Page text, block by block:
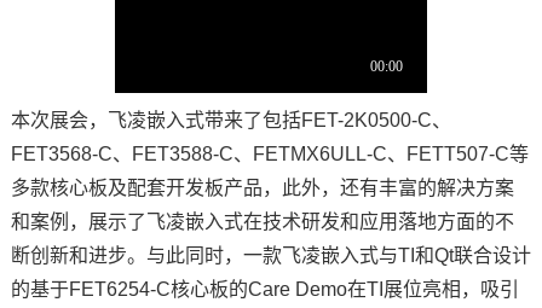
本次展会， 飞凌嵌入式带来了包括FET-2K0500-C、
FET3568-C、FET3588-C、
FETMX6ULL-C、FETT507-C等
多款核心板及配套开发板产品，此外，还有丰富的解决方案
和案例，展示了飞凌嵌入式在技术研发和应用落地方面的不
断创新和进步。与此同时，一款飞凌嵌入式与TI和Qt联合设计
的基于FET6254-C核心板的Care Demo在TI展位亮相，吸引